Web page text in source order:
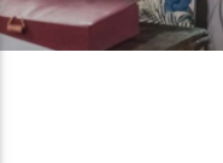
FAIXA ATUAL